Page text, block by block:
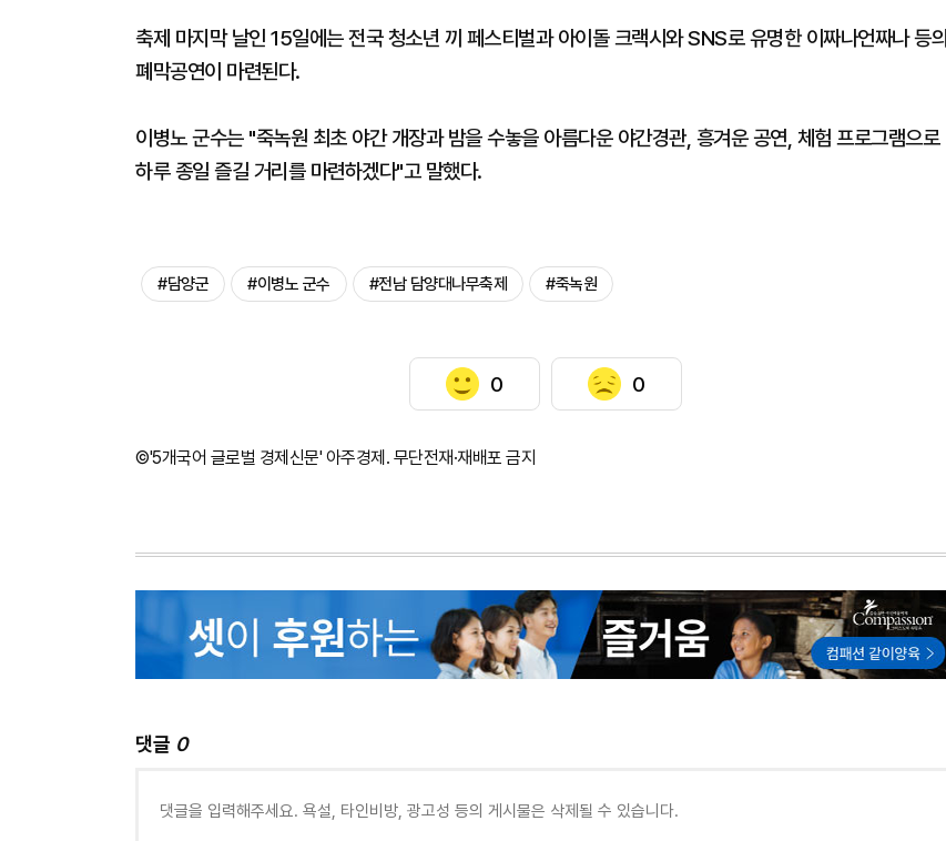
축제 마지막 날인 15일에는 전국 청소년 끼 페스티벌과 아이돌 크랙시와 SNS로 유명한 이짜나언짜나 등의
폐막공연이 마련된다.
이병노 군수는 "죽녹원 최초 야간 개장과 밤을 수놓을 아름다운 야간경관, 흥겨운 공연, 체험 프로그램으로
하루 종일 즐길 거리를 마련하겠다"고 말했다.
#담양군 #이병노 군수 #전남 담양대나무축제 #죽녹원
0 0
©'5개국어 글로벌 경제신문' 아주경제. 무단전재·재배포 금지
댓글 0